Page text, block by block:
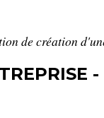
de création